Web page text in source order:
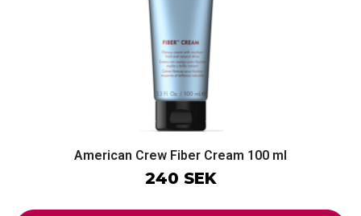
American Crew Fiber Cream 100 ml
240 SEK